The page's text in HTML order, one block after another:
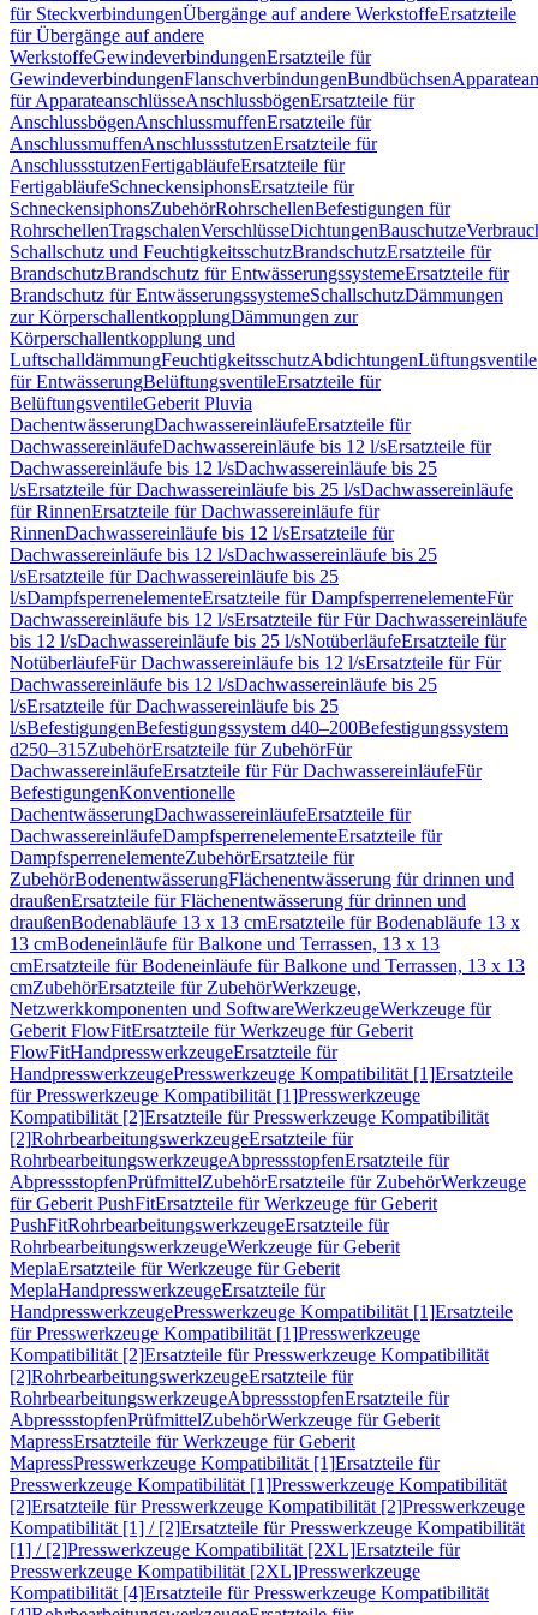
für SteckverbindungenÜbergänge auf andere WerkstoffeErsatzteile
für Übergänge auf andere
WerkstoffeGewindeverbindungenErsatzteile für
GewindeverbindungenFlanschverbindungenBundbüchsen
für ApparateanschlüsseAnschlussbögenErsatzteile für
AnschlussbögenAnschlussmuffenErsatzteile für
AnschlussmuffenAnschlussstutzenErsatzteile für
AnschlussstutzenFertigabläufeErsatzteile für
FertigabläufeSchneckensiphonsErsatzteile für
SchneckensiphonsZubehörRohrschellenBefestigungen für
RohrschellenTragschalenVerschlüsseDichtungenBauschutze
Schallschutz und FeuchtigkeitsschutzBrandschutzErsatzteile für
BrandschutzBrandschutz für EntwässerungssystemeErsatzteile für
Brandschutz für EntwässerungssystemeSchallschutzDämmungen
zur KörperschallentkopplungDämmungen zur
Körperschallentkopplung und
LuftschalldämmungFeuchtigkeitsschutzAbdichtungenLüftungsventile
für EntwässerungBelüftungsventileErsatzteile für
BelüftungsventileGeberit Pluvia
DachentwässerungDachwassereinläufeErsatzteile für
DachwassereinläufeDachwassereinläufe bis 12 l/sErsatzteile für
Dachwassereinläufe bis 12 l/sDachwassereinläufe bis 25
l/sErsatzteile für Dachwassereinläufe bis 25 l/sDachwassereinläufe
für RinnenErsatzteile für Dachwassereinläufe für
RinnenDachwassereinläufe bis 12 l/sErsatzteile für
Dachwassereinläufe bis 12 l/sDachwassereinläufe bis 25
l/sErsatzteile für Dachwassereinläufe bis 25
l/sDampfsperrenelementeErsatzteile für DampfsperrenelementeFür
Dachwassereinläufe bis 12 l/sErsatzteile für Für Dachwassereinläufe
bis 12 l/sDachwassereinläufe bis 25 l/sNotüberläufeErsatzteile für
NotüberläufeFür Dachwassereinläufe bis 12 l/sErsatzteile für Für
Dachwassereinläufe bis 12 l/sDachwassereinläufe bis 25
l/sErsatzteile für Dachwassereinläufe bis 25
l/sBefestigungenBefestigungssystem d40–200Befestigungssystem
d250–315ZubehörErsatzteile für ZubehörFür
DachwassereinläufeErsatzteile für Für DachwassereinläufeFür
BefestigungenKonventionelle
DachentwässerungDachwassereinläufeErsatzteile für
DachwassereinläufeDampfsperrenelementeErsatzteile für
DampfsperrenelementeZubehörErsatzteile für
ZubehörBodenentwässerungFlächenentwässerung für drinnen und
draußenErsatzteile für Flächenentwässerung für drinnen und
draußenBodenabläufe 13 x 13 cmErsatzteile für Bodenabläufe 13 x
13 cmBodeneinläufe für Balkone und Terrassen, 13 x 13
cmErsatzteile für Bodeneinläufe für Balkone und Terrassen, 13 x 13
cmZubehörErsatzteile für ZubehörWerkzeuge,
Netzwerkkomponenten und SoftwareWerkzeugeWerkzeuge für
Geberit FlowFitErsatzteile für Werkzeuge für Geberit
FlowFitHandpresswerkzeugeErsatzteile für
HandpresswerkzeugePresswerkzeuge Kompatibilität [1]Ersatzteile
für Presswerkzeuge Kompatibilität [1]Presswerkzeuge
Kompatibilität [2]Ersatzteile für Presswerkzeuge Kompatibilität
[2]RohrbearbeitungswerkzeugeErsatzteile für
RohrbearbeitungswerkzeugeAbpressstopfenErsatzteile für
AbpressstopfenPrüfmittelZubehörErsatzteile für ZubehörWerkzeuge
für Geberit PushFitErsatzteile für Werkzeuge für Geberit
PushFitRohrbearbeitungswerkzeugeErsatzteile für
RohrbearbeitungswerkzeugeWerkzeuge für Geberit
MeplaErsatzteile für Werkzeuge für Geberit
MeplaHandpresswerkzeugeErsatzteile für
HandpresswerkzeugePresswerkzeuge Kompatibilität [1]Ersatzteile
für Presswerkzeuge Kompatibilität [1]Presswerkzeuge
Kompatibilität [2]Ersatzteile für Presswerkzeuge Kompatibilität
[2]RohrbearbeitungswerkzeugeErsatzteile für
RohrbearbeitungswerkzeugeAbpressstopfenErsatzteile für
AbpressstopfenPrüfmittelZubehörWerkzeuge für Geberit
MapressErsatzteile für Werkzeuge für Geberit
MapressPresswerkzeuge Kompatibilität [1]Ersatzteile für
Presswerkzeuge Kompatibilität [1]Presswerkzeuge Kompatibilität
[2]Ersatzteile für Presswerkzeuge Kompatibilität [2]Presswerkzeuge
Kompatibilität [1] / [2]Ersatzteile für Presswerkzeuge Kompatibilität
[1] / [2]Presswerkzeuge Kompatibilität [2XL]Ersatzteile für
Presswerkzeuge Kompatibilität [2XL]Presswerkzeuge
Kompatibilität [4]Ersatzteile für Presswerkzeuge Kompatibilität